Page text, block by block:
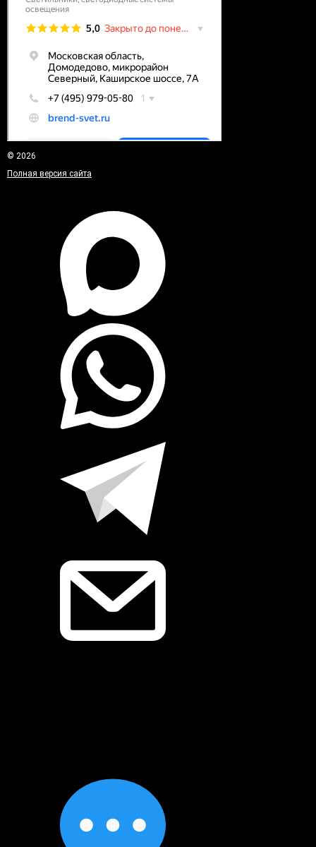
© 2026
Полная версия сайта